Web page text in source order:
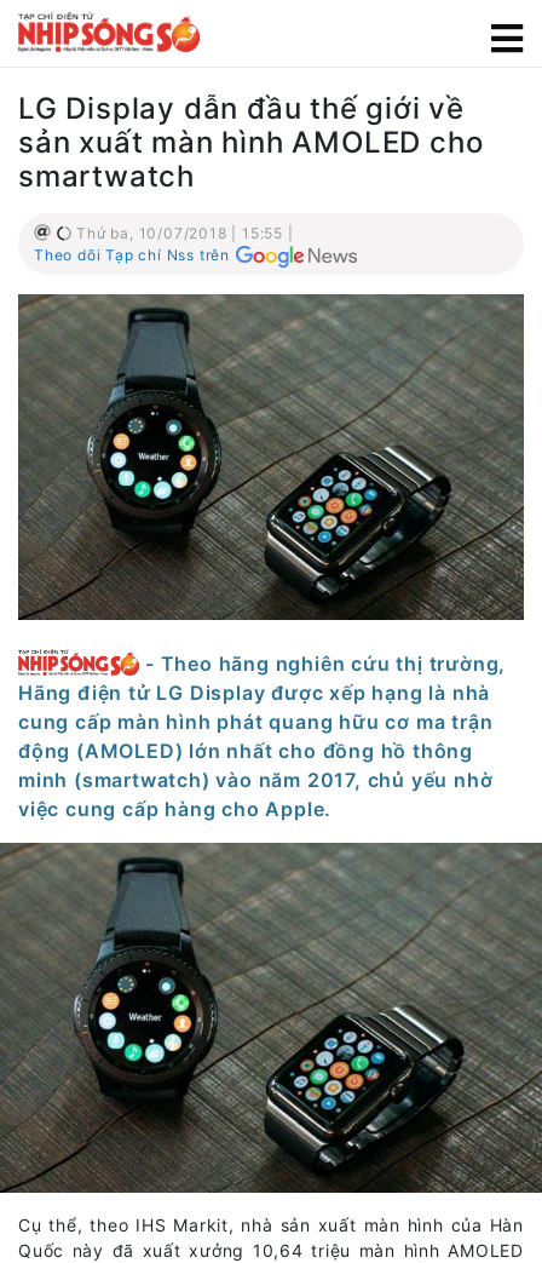
LG Display dẫn đầu thế giới về
sản xuất màn hình AMOLED cho
smartwatch
Thứ ba, 10/07/2018 | 15:55 |
Theo dõi Tạp chí Nss trên
- Theo hãng nghiên cứu thị trường,
Hãng điện tử LG Display được xếp hạng là nhà
cung cấp màn hình phát quang hữu cơ ma trận
động (AMOLED) lớn nhất cho đồng hồ thông
minh (smartwatch) vào năm 2017, chủ yếu nhờ
việc cung cấp hàng cho Apple.
Cụ thể, theo IHS Markit, nhà sản xuất màn hình của Hàn
Quốc này đã xuất xưởng 10,64 triệu màn hình AMOLED